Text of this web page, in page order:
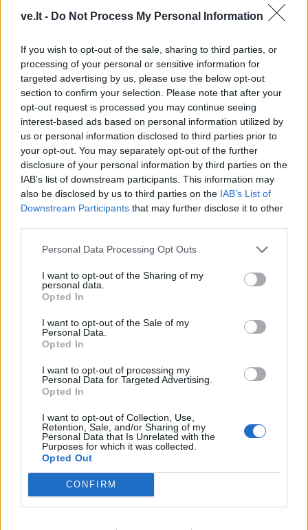
ve.lt - Do Not Process My Personal Information
If you wish to opt-out of the sale, sharing to third parties, or
processing of your personal or sensitive information for
targeted advertising by us, please use the below opt-out
section to confirm your selection. Please note that after your
opt-out request is processed you may continue seeing
interest-based ads based on personal information utilized by
us or personal information disclosed to third parties prior to
your opt-out. You may separately opt-out of the further
disclosure of your personal information by third parties on the
IAB’s list of downstream participants. This information may
also be disclosed by us to third parties on the IAB’s List of
Downstream Participants that may further disclose it to other
Personal Data Processing Opt Outs
I want to opt-out of the Sharing of my
personal data.
Opted In
I want to opt-out of the Sale of my
Personal Data.
Opted In
I want to opt-out of processing my
Personal Data for Targeted Advertising.
Opted In
I want to opt-out of Collection, Use,
Retention, Sale, and/or Sharing of my
Personal Data that Is Unrelated with the
Purposes for which it was collected.
Opted Out
CONFIRM
KLAIPĖDOS RAJONAS
Klaipėdos rajonas
Už nišą kolumbariume - tūkstantis eurų
Iš
LAISVALAIKIS